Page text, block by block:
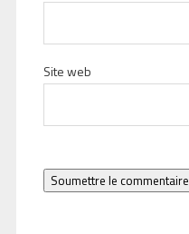
Site web
Soumettre le commentaire